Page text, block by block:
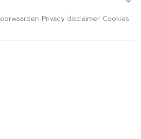
Privacy disclaimer Cookies